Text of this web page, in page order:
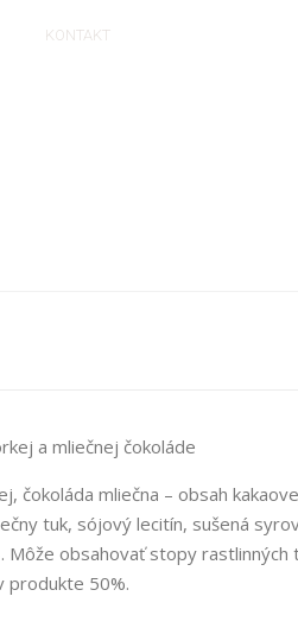
KONTAKT
a mliečnej čokoláde
čokoláda mliečna – obsah
tuk, sójový lecitín, sušená
Môže obsahovať stopy rastlinných
produkte 50%.